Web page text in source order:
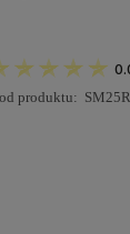
produktu: